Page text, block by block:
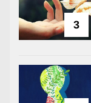
3